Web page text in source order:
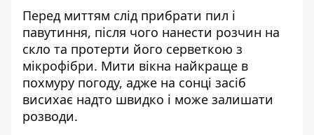
Перед миттям слід прибрати пил і
павутиння, після чого нанести розчин на
скло та протерти його серветкою з
мікрофібри. Мити вікна найкраще в
похмуру погоду, адже на сонці засіб
висихає надто швидко і може залишати
розводи.